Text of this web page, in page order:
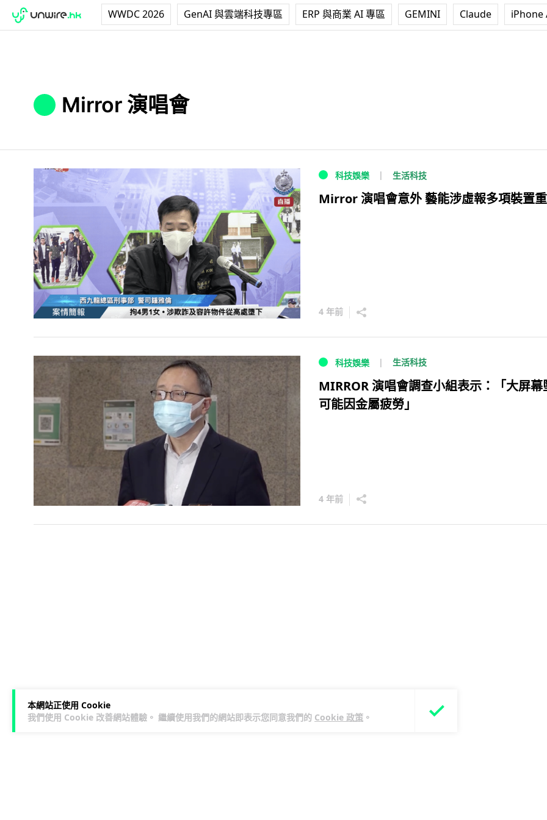
WWDC 2026 GenAI 與雲端科技專區 ERP 與商業 AI 專區 GEMINI Claude iPhone
本網站正使用 Cookie
我們使用 Cookie 改善網站體驗。 繼續使用我們的網站即表示您同意我們的 Cookie 政策 。
Mirror 演唱會
科技娛樂 生活科技
Mirror 演唱會意外 藝能涉虛報多項裝置
4 年前
科技娛樂 生活科技
MIRROR 演唱會調查小組表示：「大屏幕
可能因金屬疲勞」
4 年前